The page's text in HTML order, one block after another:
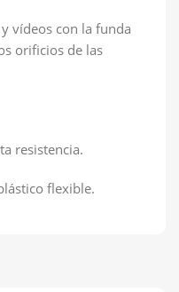
vídeos con la funda
orificios de las
resistencia.
flexible.